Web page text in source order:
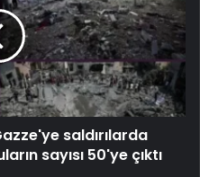
saldırılarda
sayısı 50'ye çıktı